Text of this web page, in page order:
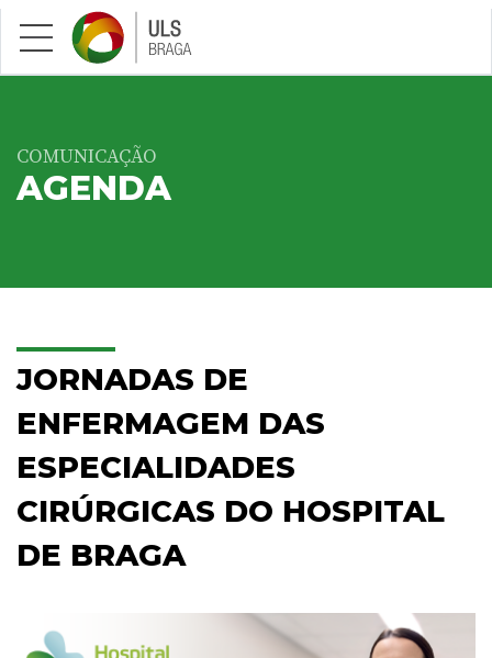
Saltar para conteúdo principal
COMUNICAÇÃO
AGENDA
JORNADAS DE
ENFERMAGEM DAS
ESPECIALIDADES
CIRÚRGICAS DO HOSPITAL
DE BRAGA